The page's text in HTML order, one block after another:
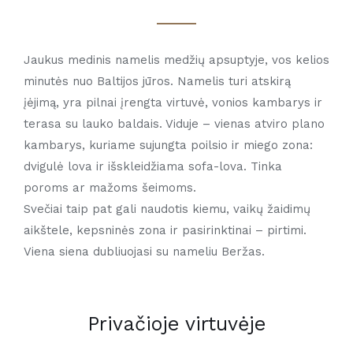
Jaukus medinis namelis medžių apsuptyje, vos kelios
minutės nuo Baltijos jūros. Namelis turi atskirą
įėjimą, yra pilnai įrengta virtuvė, vonios kambarys ir
terasa su lauko baldais. Viduje – vienas atviro plano
kambarys, kuriame sujungta poilsio ir miego zona:
dvigulė lova ir išskleidžiama sofa-lova. Tinka
poroms ar mažoms šeimoms.
Svečiai taip pat gali naudotis kiemu, vaikų žaidimų
aikštele, kepsninės zona ir pasirinktinai – pirtimi.
Viena siena dubliuojasi su nameliu Beržas.
Privačioje virtuvėje